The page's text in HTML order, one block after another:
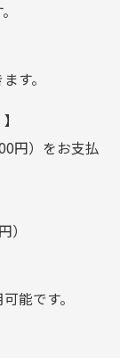
す。
円）をお支払
能です。